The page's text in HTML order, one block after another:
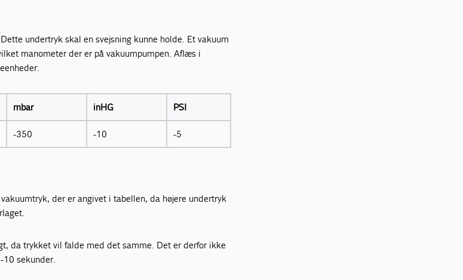
undertryk skal en svejsning kunne holde. Et vakuum
manometer der er på vakuumpumpen. Aflæs i
mbar inHG PSI
-350 -10
-5
der er angivet i tabellen, da højere undertryk
da trykket vil falde med det samme. Det er derfor ikke
10 sekunder.